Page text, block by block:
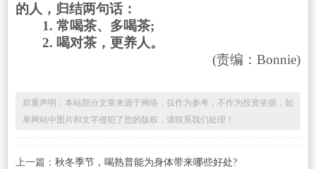
的人，归结两句话：
1. 常喝茶、多喝茶;
2. 喝对茶，更养人。
(责编：Bonnie)
郑重声明：本站部分文章来源于网络，仅作为参考，不作为投资依据，如
果网站中图片和文字侵犯了您的版权，请联系我们处理！
上一篇： 秋冬季节，喝熟普能为身体带来哪些好处?